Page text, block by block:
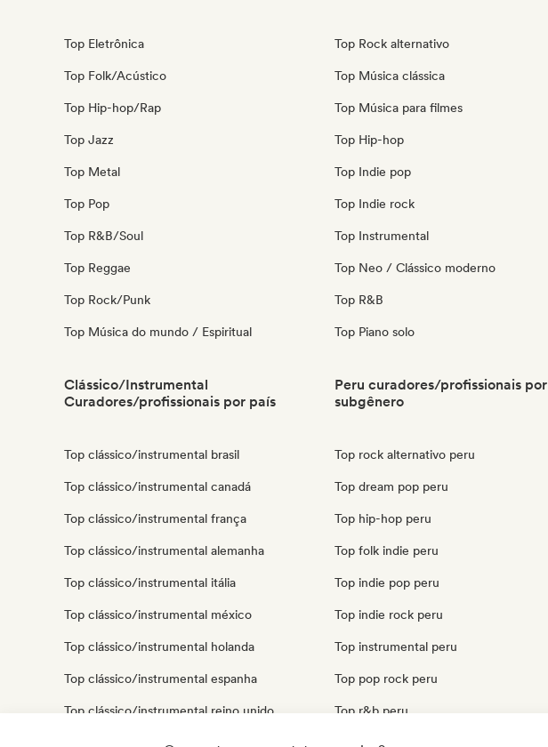
Top Eletrônica
Top Folk/Acústico
Top Hip-hop/Rap
Top Jazz
Top Metal
Top Pop
Top R&B/Soul
Top Reggae
Top Rock/Punk
Top Música do mundo / Espiritual
Top Rock alternativo
Top Música clássica
Top Música para filmes
Top Hip-hop
Top Indie pop
Top Indie rock
Top Instrumental
Top Neo / Clássico moderno
Top R&B
Top Piano solo
Clássico/Instrumental
Curadores/profissionais por país
Top clássico/instrumental brasil
Top clássico/instrumental canadá
Top clássico/instrumental frança
Top clássico/instrumental alemanha
Top clássico/instrumental itália
Top clássico/instrumental méxico
Top clássico/instrumental holanda
Top clássico/instrumental espanha
Top clássico/instrumental reino unido
Top clássico/instrumental estados unidos
Peru curadores/profissionais por
subgênero
Top rock alternativo peru
Top dream pop peru
Top hip-hop peru
Top folk indie peru
Top indie pop peru
Top indie rock peru
Top instrumental peru
Top pop rock peru
Top r&b peru
Top reggae peru